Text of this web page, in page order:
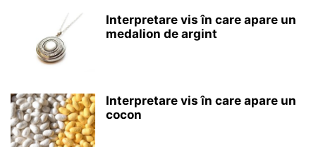
Interpretare vis în care apare un
medalion de argint
Interpretare vis în care apare un
cocon